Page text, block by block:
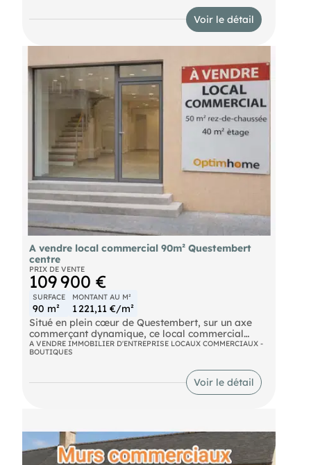
- Livrés semis aménagés, cloisonnement en
bureaux de 100 à 197m²
- Aménagement selon la demande
- Libre de tout occupant
- Prix de vente : 330 000 € HT + TVA
Honoraires à la charge du vendeur. DPE en cours.
Les informations sur les risques auxquels ce bien
est exposé sont disponibles sur le site Géorisques :
https://www.georisques.gouv.fr.
Voir le détail
A vendre local commercial 90m² Questembert
centre
PRIX DE VENTE
109 900 €
SURFACE
90 m²
MONTANT AU M²
1 221,11 €/m²
Situé en plein cœur de Questembert, sur un axe
commerçant dynamique, ce local commercial
bénéficie d'une excellente visibilité grâce à sa
vitrine sur rue
Le bien développe environ 50 m² en rez-de-
chaussée (surface commerciale), complétés par un
Une configuration idéale permettant :
- un espace de vente confortable en rez-de-
A VENDRE IMMOBILIER D'ENTREPRISE LOCAUX COMMERCIAUX -
BOUTIQUES
Voir le détail